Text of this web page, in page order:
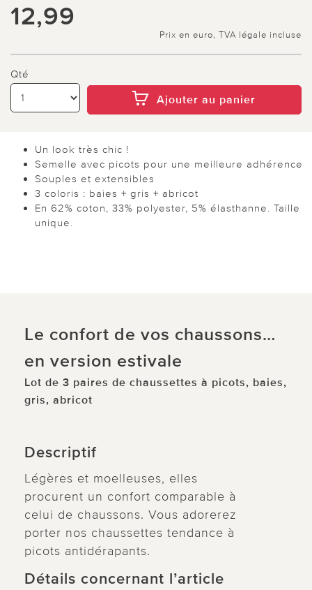
12,99
Prix en euro, TVA légale incluse
Qté
Ajouter au panier
Un look très chic !
Semelle avec picots pour une meilleure adhérence
Souples et extensibles
3 coloris : baies + gris + abricot
En 62% coton, 33% polyester, 5% élasthanne. Taille
unique.
Le confort de vos chaussons…
en version estivale
Lot de 3 paires de chaussettes à picots, baies,
gris, abricot
Descriptif
Légères et moelleuses, elles
procurent un confort comparable à
celui de chaussons. Vous adorerez
porter nos chaussettes tendance à
picots antidérapants.
Détails concernant l’article